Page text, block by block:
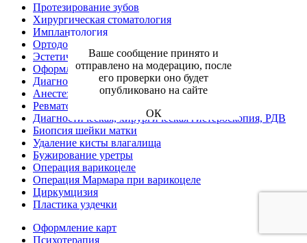
Протезирование зубов
Хирургическая стоматология
Имплантология
Ортодонтия
Эстетическая стоматология
Оформление больничного листа
Диагностика
Анестезиология-реаниматология
Ревматология
Диагностическая, хирургическая гистероскопия, РДВ
Биопсия шейки матки
Удаление кисты влагалища
Бужирование уретры
Операция варикоцеле
Операция Мармара при варикоцеле
Циркумцизия
Пластика уздечки
Оформление карт
Психотерапия
Ваше сообщение принято и
отправлено на модерацию, после
его проверки оно будет
опубликовано на сайте
ОК